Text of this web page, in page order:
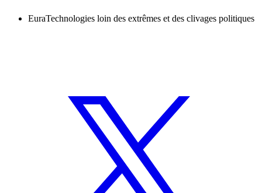
EuraTechnologies loin des extrêmes et des clivages politiques